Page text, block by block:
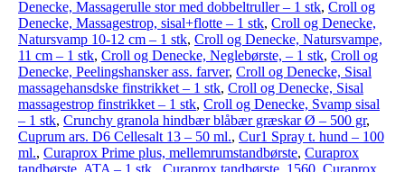
Denecke, Massagerulle stor med dobbeltruller – 1 stk, Croll og
Denecke, Massagestrop, sisal+flotte – 1 stk, Croll og Denecke,
Natursvamp 10-12 cm – 1 stk, Croll og Denecke, Natursvampe,
11 cm – 1 stk, Croll og Denecke, Neglebørste, – 1 stk, Croll og
Denecke, Peelingshansker ass. farver, Croll og Denecke, Sisal
massagehansdske finstrikket – 1 stk, Croll og Denecke, Sisal
massagestrop finstrikket – 1 stk, Croll og Denecke, Svamp sisal
– 1 stk, Crunchy granola hindbær blåbær græskar Ø – 500 gr,
Cuprum ars. D6 Cellesalt 13 – 50 ml., Cur1 Spray t. hund – 100
ml., Curaprox Prime plus, mellemrumstandbørste, Curaprox
tandbørste, ATA – 1 stk., Curaprox tandbørste, 1560, Curaprox